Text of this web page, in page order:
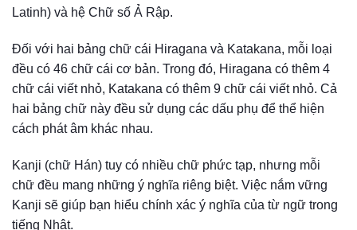
Latinh) và hệ Chữ số Ả Rập.
Đối với hai bảng chữ cái Hiragana và Katakana, mỗi loại
đều có 46 chữ cái cơ bản. Trong đó, Hiragana có thêm 4
chữ cái viết nhỏ, Katakana có thêm 9 chữ cái viết nhỏ. Cả
hai bảng chữ này đều sử dụng các dấu phụ để thể hiện
cách phát âm khác nhau.
Kanji (chữ Hán) tuy có nhiều chữ phức tạp, nhưng mỗi
chữ đều mang những ý nghĩa riêng biệt. Việc nắm vững
Kanji sẽ giúp bạn hiểu chính xác ý nghĩa của từ ngữ trong
tiếng Nhật.